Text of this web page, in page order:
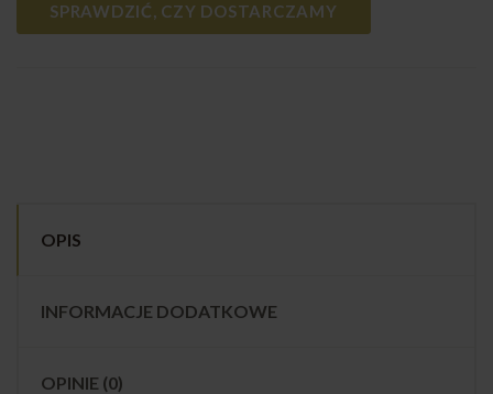
SPRAWDZIĆ, CZY DOSTARCZAMY
OPIS
INFORMACJE DODATKOWE
OPINIE (0)